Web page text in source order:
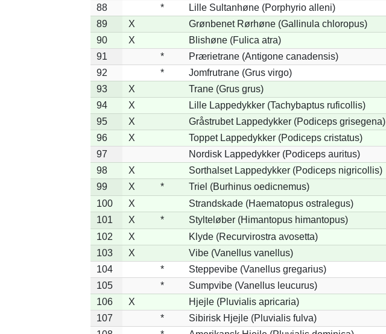
88
*
Lille Sultanhøne (Porphyrio alleni)
89
X Grønbenet Rørhøne (Gallinula chloropus)
90
X Blishøne (Fulica atra)
91
*
Prærietrane (Antigone canadensis)
92
*
Jomfrutrane (Grus virgo)
93
X Trane (Grus grus)
94
X Lille Lappedykker (Tachybaptus ruficollis)
95
X Gråstrubet Lappedykker (Podiceps grisegena)
96
X Toppet Lappedykker (Podiceps cristatus)
97
Nordisk Lappedykker (Podiceps auritus)
98
X Sorthalset Lappedykker (Podiceps nigricollis)
99
X * Triel (Burhinus oedicnemus)
100
X Strandskade (Haematopus ostralegus)
101
X * Stylteløber (Himantopus himantopus)
102
X Klyde (Recurvirostra avosetta)
103
X Vibe (Vanellus vanellus)
104
*
Steppevibe (Vanellus gregarius)
105
*
Sumpvibe (Vanellus leucurus)
106
X Hjejle (Pluvialis apricaria)
107
*
Sibirisk Hjejle (Pluvialis fulva)